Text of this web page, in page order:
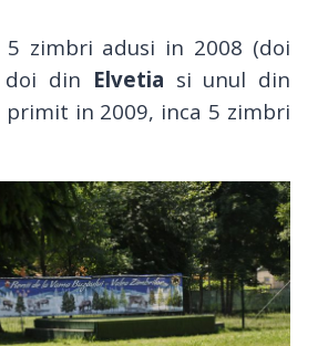
5 zimbri adusi in 2008 (doi
doi din Elvetia si unul din
primit in 2009, inca 5 zimbri